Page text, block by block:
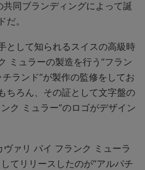
共同ブランディングによって誕
だ。
として知られるスイスの高級時
ミュラーの製造を行う“フラン
ランド”が製作の監修をしてお
ちろん、その証として文字盤の
ク ミュラー”のロゴがデザイン
ヴァリ バイ フランク ミューラ
てリリースしたのが“アルパチ